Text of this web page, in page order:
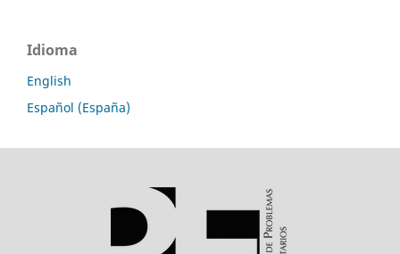
Idioma
English
Español (España)